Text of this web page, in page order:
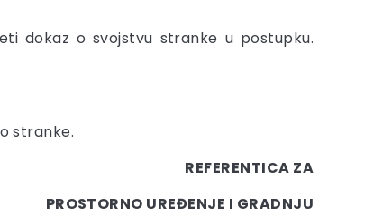
dokaz o svojstvu stranke u postupku.
stranke.
REFERENTICA ZA
PROSTORNO UREĐENJE I GRADNJU